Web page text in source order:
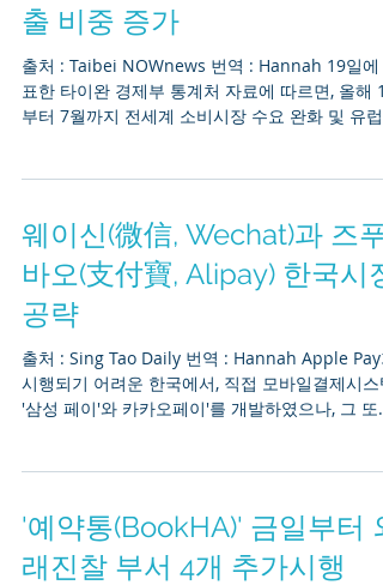
출 비중 증가
출처 : Taibei NOWnews 번역 : Hannah 19일에 발
표한 타이완 경제부 통계처 자료에 따르면, 올해 1
부터 7월까지 전세계 소비시장 수요 완화 및 유럽
웨이신(微信, Wechat)과 즈푸
바오(支付寶, Alipay) 한국시장
공략
출처 : Sing Tao Daily 번역 : Hannah Apple Pay가
시행되기 어려운 한국에서, 직접 모바일결제시스
'삼성 페이'와 카카오페이'를 개발하였으나, 그 또한
'예약통(BookHA)' 금일부터 외
래진찰 부서 4개 추가시행